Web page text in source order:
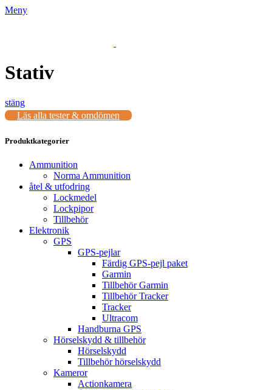
Meny
Stativ
stäng
Läs alla tester & omdömen
Produktkategorier
Ammunition
Norma Ammunition
åtel & utfodring
Lockmedel
Lockpipor
Tillbehör
Elektronik
GPS
GPS-pejlar
Färdig GPS-pejl paket
Garmin
Tillbehör Garmin
Tillbehör Tracker
Tracker
Ultracom
Handburna GPS
Hörselskydd & tillbehör
Hörselskydd
Tillbehör hörselskydd
Kameror
Actionkamera